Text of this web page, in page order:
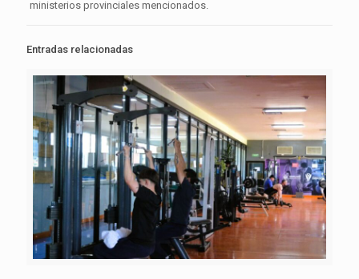
ministerios provinciales mencionados.
Entradas relacionadas